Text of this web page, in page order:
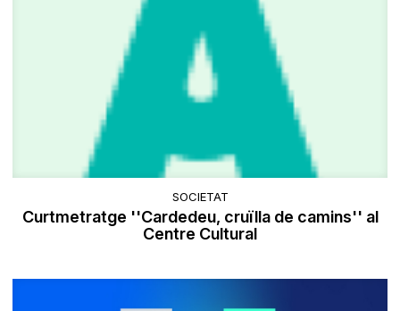
SOCIETAT
Curtmetratge ''Cardedeu, cruïlla de camins'' al
Centre Cultural